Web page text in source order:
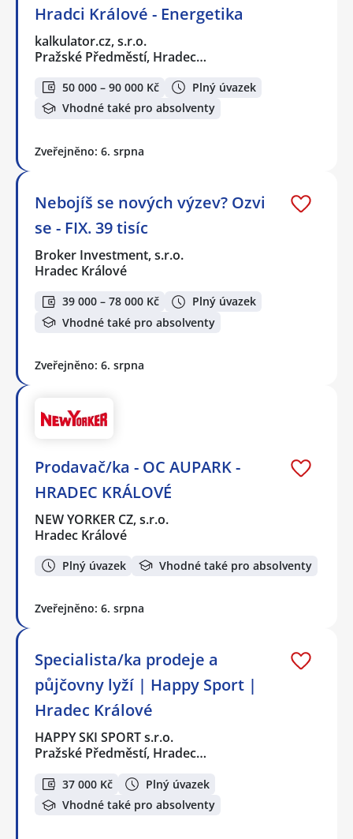
Hradci Králové - Energetika
kalkulator.cz, s.r.o.
Pražské Předměstí, Hradec…
50 000 – 90 000 Kč
Plný úvazek
Vhodné také pro absolventy
Zveřejněno: 6. srpna
Nebojíš se nových výzev? Ozvi
se - FIX. 39 tisíc
Broker Investment, s.r.o.
Hradec Králové
39 000 – 78 000 Kč
Plný úvazek
Vhodné také pro absolventy
Zveřejněno: 6. srpna
Prodavač/ka - OC AUPARK -
HRADEC KRÁLOVÉ
NEW YORKER CZ, s.r.o.
Hradec Králové
Plný úvazek Vhodné také pro absolventy
Zveřejněno: 6. srpna
Specialista/ka prodeje a
půjčovny lyží | Happy Sport |
Hradec Králové
HAPPY SKI SPORT s.r.o.
Pražské Předměstí, Hradec…
37 000 Kč
Plný úvazek
Vhodné také pro absolventy